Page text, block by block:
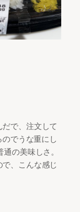
で、注文して
でうな重にし
の美味しさ。
、こんな感じ